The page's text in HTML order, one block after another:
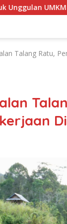
UMKM Melalui
Talang Ratu,